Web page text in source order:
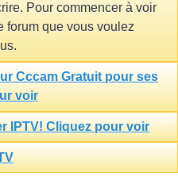
Pour commencer à voir
forum que vous voulez
Cccam Gratuit pour ses
voir
IPTV! Cliquez pour voir